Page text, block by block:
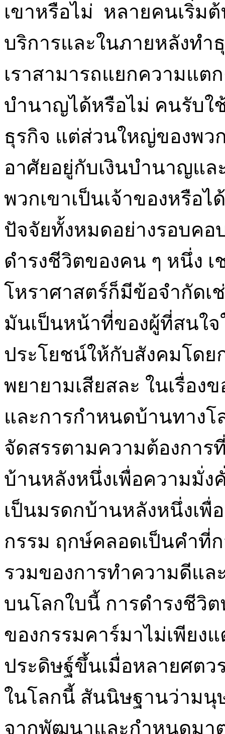
เขาหรือไม่ หลายคนเริ่ม
บริการและในภายหลังทำ
เราสามารถแยกความแต
บำนาญได้หรือไม่ คนรับใ
ธุรกิจ แต่ส่วนใหญ่ของพว
อาศัยอยู่กับเงินบำนาญแล
พวกเขาเป็นเจ้าของหรือ
ปัจจัยทั้งหมดอย่างรอบค
ดำรงชีวิตของคน ๆ หนึ่ง
โหราศาสตร์ก็มีข้อจำกัดเ
มันเป็นหน้าที่ของผู้ที่สนใจ
ประโยชน์ให้กับสังคมโดย
พยายามเสียสละ ในเรื่อง
และการกำหนดบ้านทาง
จัดสรรตามความต้องกา
บ้านหลังหนึ่งเพื่อความมั่ง
เป็นมรดกบ้านหลังหนึ่งเพื่
กรรม ฤกษ์คลอดเป็นคำที่
รวมของการทำความดีแล
บนโลกใบนี้ การดำรงชีวิ
ของกรรมคาร์มาไม่เพียง
ประดิษฐ์ขึ้นเมื่อหลายศต
ในโลกนี้ สันนิษฐานว่ามนุ
จากพัฒนาและกำหนดมา